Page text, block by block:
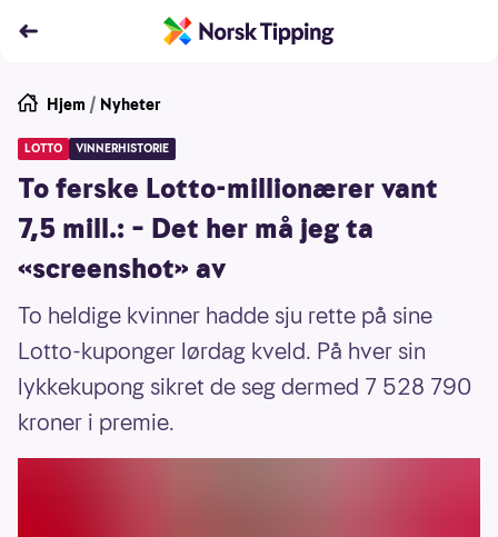
Hjem / Nyheter
LOTTO VINNERHISTORIE
To ferske Lotto-millionærer vant
7,5 mill.: – Det her må jeg ta
«screenshot» av
To heldige kvinner hadde sju rette på sine
Lotto-kuponger lørdag kveld. På hver sin
lykkekupong sikret de seg dermed 7 528 790
kroner i premie.